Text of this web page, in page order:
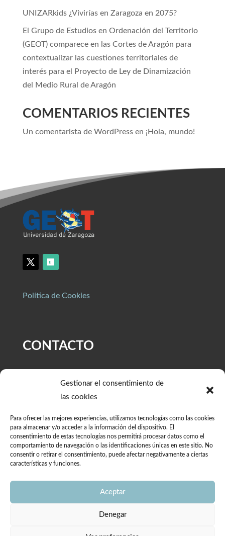
Gestionar el consentimiento de
las cookies
Para ofrecer las mejores experiencias, utilizamos tecnologías como las cookies
para almacenar y/o acceder a la información del dispositivo. El
consentimiento de estas tecnologías nos permitirá procesar datos como el
comportamiento de navegación o las identificaciones únicas en este sitio. No
consentir o retirar el consentimiento, puede afectar negativamente a ciertas
características y funciones.
Aceptar
Denegar
UNIZARkids ¿Vivirías en Zaragoza en 2075?
El Grupo de Estudios en Ordenación del Territorio
(GEOT) comparece en las Cortes de Aragón para
contextualizar las cuestiones territoriales de
interés para el Proyecto de Ley de Dinamización
del Medio Rural de Aragón
COMENTARIOS RECIENTES
Un comentarista de WordPressen ¡Hola, mundo!
Política de Cookies
CONTACTO